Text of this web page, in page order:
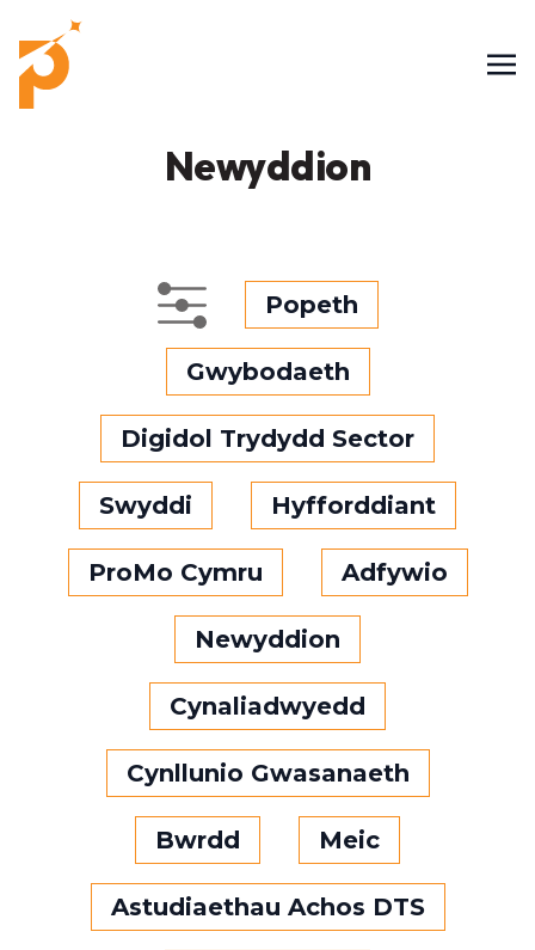
Newyddion
Popeth
Gwybodaeth
Digidol Trydydd Sector
Swyddi Hyfforddiant
ProMo Cymru Adfywio
Newyddion
Cynaliadwyedd
Cynllunio Gwasanaeth
Bwrdd Meic
Astudiaethau Achos DTS